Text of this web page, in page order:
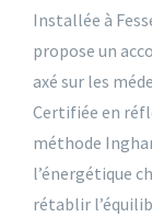
Installée à
propose un
axé sur les
Certifiée en
méthode
l’énergétique
rétablir